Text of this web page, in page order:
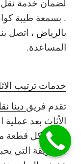
لضمان خدمة نقل
. بسمعة طيبة
بالرياض ، اتصل
المساعدة.
خدمات ترتيب
تقدم فريق دينا
الأثاث بعد
ترتيب كل
بالطريقة التي